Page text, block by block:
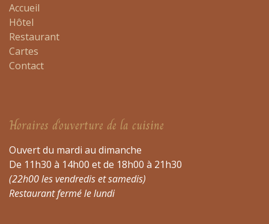
Accueil
Hôtel
Restaurant
Cartes
Contact
Horaires d'ouverture de la cuisine
Ouvert du mardi au dimanche
De 11h30 à 14h00 et de 18h00 à 21h30
(22h00 les vendredis et samedis)
Restaurant fermé le lundi